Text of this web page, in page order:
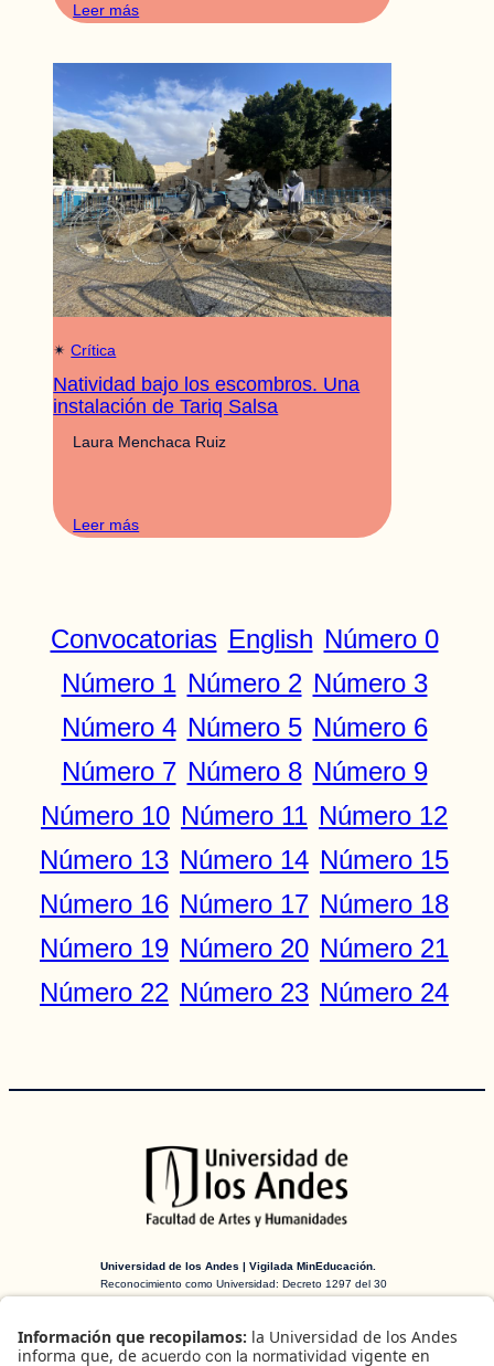
Leer más
✴︎Crítica
Natividad bajo los escombros. Una
instalación de Tariq Salsa
Laura Menchaca Ruiz
Leer más
Convocatorias English Número 0
Número 1 Número 2 Número 3
Número 4 Número 5 Número 6
Número 7 Número 8 Número 9
Número 10 Número 11 Número 12
Número 13 Número 14 Número 15
Número 16 Número 17 Número 18
Número 19 Número 20 Número 21
Número 22 Número 23 Número 24
Universidad de los Andes | Vigilada MinEducación.
Reconocimiento como Universidad: Decreto 1297 del 30